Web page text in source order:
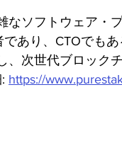
なソフトウェア・
あり、CTOでも
、次世代ブロック
https://